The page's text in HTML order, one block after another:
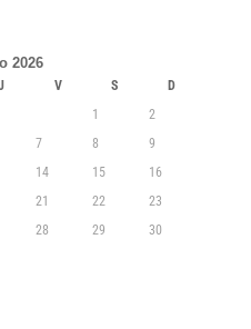
2026
V S
D
1
2
7 8
9
14 15
16
21 22
23
28 29
30